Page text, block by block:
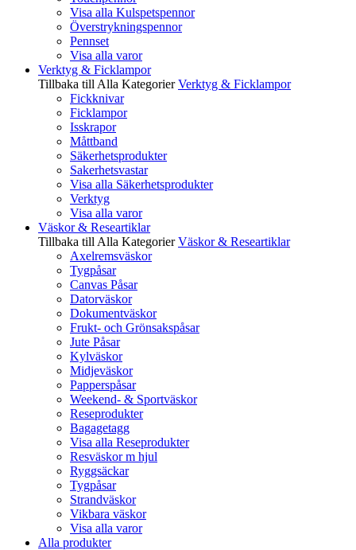
Visa alla Kulspetspennor
Överstrykningspennor
Pennset
Visa alla varor
Verktyg & Ficklampor
Tillbaka till Alla Kategorier Verktyg & Ficklampor
Fickknivar
Ficklampor
Isskrapor
Måttband
Säkerhetsprodukter
Sakerhetsvastar
Visa alla Säkerhetsprodukter
Verktyg
Visa alla varor
Väskor & Researtiklar
Tillbaka till Alla Kategorier Väskor & Researtiklar
Axelremsväskor
Tygpåsar
Canvas Påsar
Datorväskor
Dokumentväskor
Frukt- och Grönsakspåsar
Jute Påsar
Kylväskor
Midjeväskor
Papperspåsar
Weekend- & Sportväskor
Reseprodukter
Bagagetagg
Visa alla Reseprodukter
Resväskor m hjul
Ryggsäckar
Tygpåsar
Strandväskor
Vikbara väskor
Visa alla varor
Alla produkter